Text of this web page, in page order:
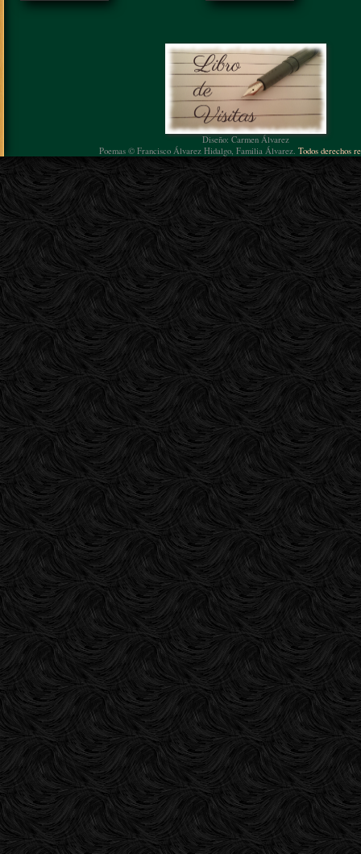
Diseño: Carmen Álvarez
Poemas © Francisco Álvarez Hidalgo, Familia Álvarez. Todos derechos